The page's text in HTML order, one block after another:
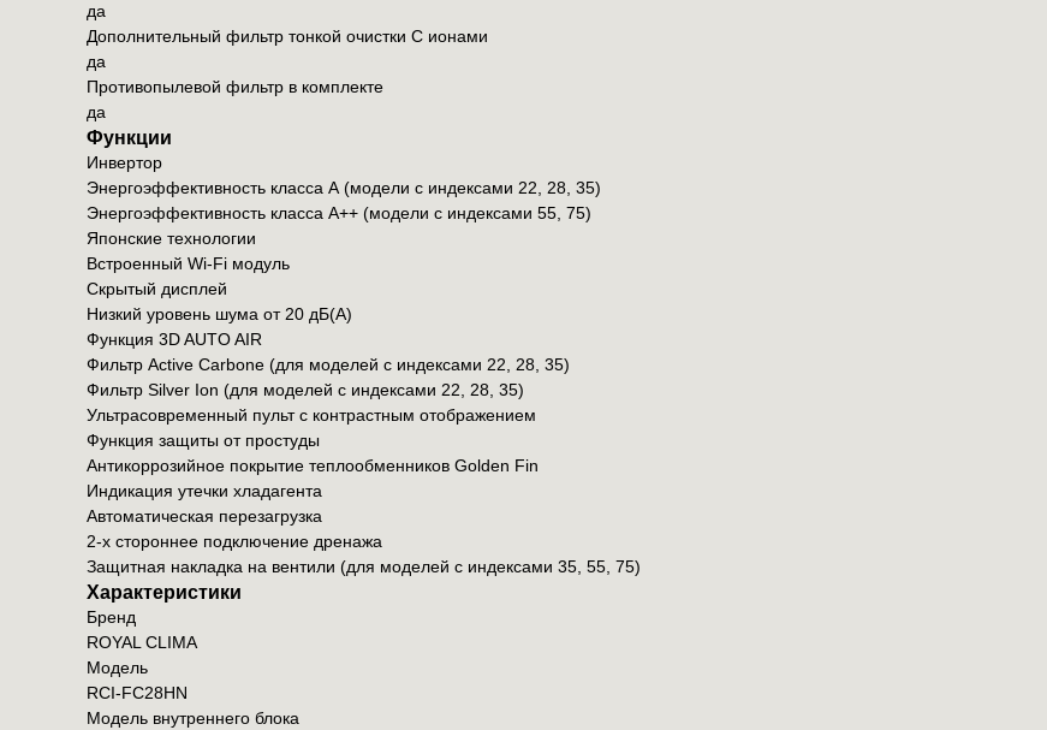
да
Дополнительный фильтр тонкой очистки С ионами
да
Противопылевой фильтр в комплекте
да
Функции
Инвертор
Энергоэффективность класса А (модели с индексами 22, 28, 35)
Энергоэффективность класса А++ (модели с индексами 55, 75)
Японские технологии
Встроенный Wi-Fi модуль
Скрытый дисплей
Низкий уровень шума от 20 дБ(А)
Функция 3D AUTO AIR
Фильтр Active Carbone (для моделей с индексами 22, 28, 35)
Фильтр Silver Ion (для моделей с индексами 22, 28, 35)
Ультрасовременный пульт с контрастным отображением
Функция защиты от простуды
Антикоррозийное покрытие теплообменников Golden Fin
Индикация утечки хладагента
Автоматическая перезагрузка
2-х стороннее подключение дренажа
Защитная накладка на вентили (для моделей с индексами 35, 55, 75)
Характеристики
Бренд
ROYAL CLIMA
Модель
RCI-FC28HN
Модель внутреннего блока